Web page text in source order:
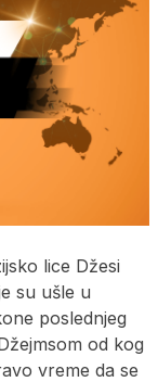
lice Džesi
su ušle u
poslednjeg
od kog
vreme da se